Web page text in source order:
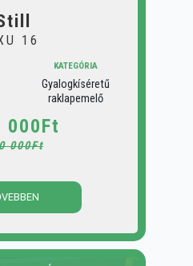
16
KATEGÓRIA
Gyalogkíséretű
raklapemelő
000Ft
000Ft